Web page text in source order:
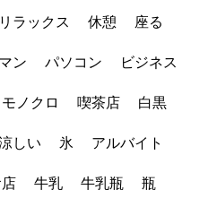
リラックス 休憩 座る
ン パソコン ビジネス
モノクロ 喫茶店 白黒
しい 氷 アルバイト
牛乳 牛乳瓶 瓶